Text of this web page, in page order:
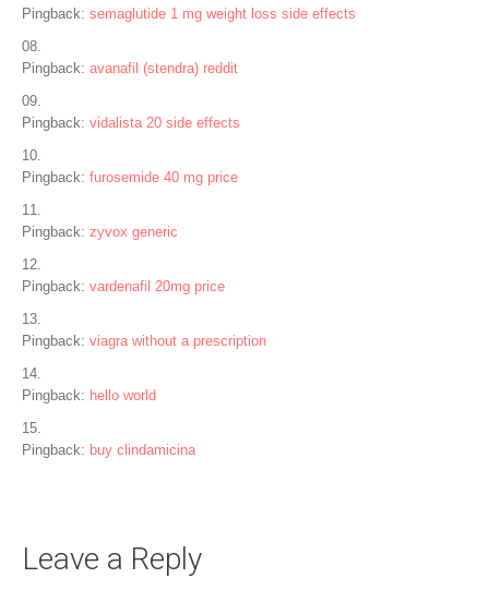
Pingback: semaglutide 1 mg weight loss side effects
Pingback: avanafil (stendra) reddit
Pingback: vidalista 20 side effects
Pingback: furosemide 40 mg price
Pingback: zyvox generic
Pingback: vardenafil 20mg price
Pingback: viagra without a prescription
Pingback: hello world
Pingback: buy clindamicina
Leave a Reply